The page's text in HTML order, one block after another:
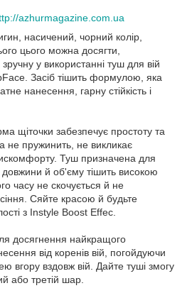
azhurmagazine.com.ua
насичений, чорний колір,
цього можна досягти,
у використанні туш для вій
Засіб тішить формулою, яка
нанесення, гарну стійкість і
щіточки забезпечує простоту та
пружинить, не викликає
Туш призначена для
довжини й об'єму тішить високою
часу не скочується й не
Сяйте красою й будьте
з Instyle Boost Effec.
досягнення найкращого
від коренів вій, погойдуючи
вгору вздовж вій. Дайте туші змогу
або третій шар.